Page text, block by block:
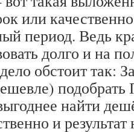
или
период. Ведь
долго и на
обстоит так:
найти
и